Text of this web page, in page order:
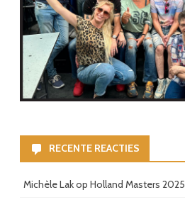
RECENTE REACTIES
Michèle Lakop Holland Masters 2025